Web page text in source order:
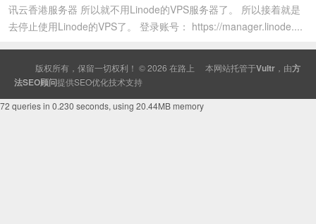
讯云香港服务器 所以就不用Linode的VPS服务器了。 所以接着就是
去停止使用Linode的VPS了。 登录账号： https://manager.linode....
版权所有，保留一切权利！ © 2026 在路上 本网站托管于Vultr ，由方
法SEO顾问提供SEO优化技术支持
72 queries in 0.230 seconds, using 20.44MB memory